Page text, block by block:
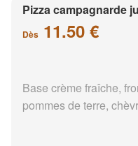
Pizza campagnarde
Dès 11.50 €
Base crème fraîche,
pommes de terre,